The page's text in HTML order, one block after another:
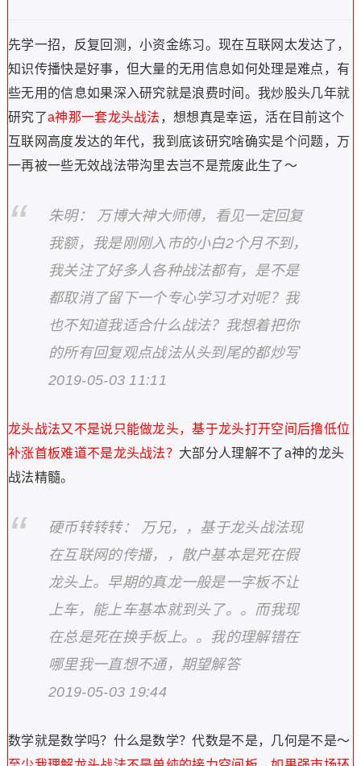
先学一招，反复回测，小资金练习。现在互联网太发达了，
知识传播快是好事，但大量的无用信息如何处理是难点，有
些无用的信息如果深入研究就是浪费时间。我炒股头几年就
研究了a神那一套龙头战法 ，想想真是幸运，活在目前这个
互联网高度发达的年代，我到底该研究啥确实是个问题，万
一再被一些无效战法带沟里去岂不是荒废此生了～
朱明： 万博大神大师傅，看见一定回复
我额，我是刚刚入市的小白2个月不到，
我关注了好多人各种战法都有，是不是
都取消了留下一个专心学习才对呢？我
也不知道我适合什么战法？我想着把你
的所有回复观点战法从头到尾的都炒写
2019-05-03 11:11
龙头战法又不是说只能做龙头，基于龙头打开空间后撸低位
补涨首板难道不是龙头战法？ 大部分人理解不了a神的龙头
战法精髓。
硬币转转转： 万兄，，基于龙头战法现
在互联网的传播，，散户基本是死在假
龙头上。早期的真龙一般是一字板不让
上车，能上车基本就到头了。。而我现
在总是死在换手板上。。我的理解错在
哪里我一直想不通，期望解答
2019-05-03 19:44
数学就是数学吗？什么是数学？代数是不是，几何是不是～